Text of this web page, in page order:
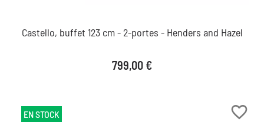
Castello, buffet 123 cm - 2-portes - Henders and Hazel
Prix
799,00 €
favorite_border
EN STOCK